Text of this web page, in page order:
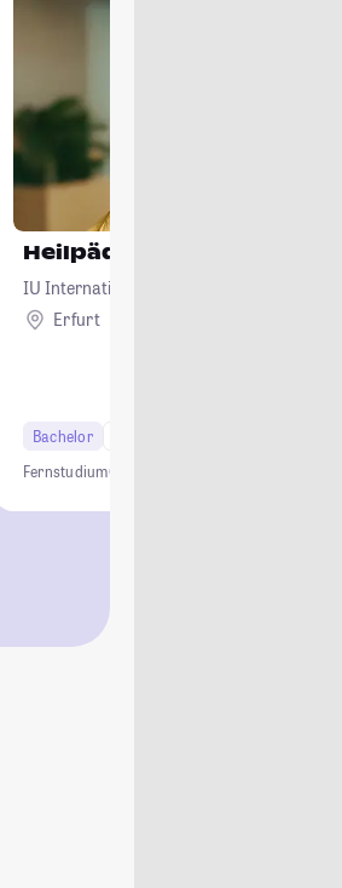
Heilpädagogik
IU Internationale Hochschule
Erfurt
Bachelor
FernstudiumOnline Studium